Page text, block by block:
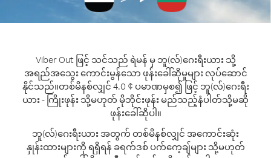
Viber Out ဖြင့် သင်သည် ရဲမန် မှ ဘူ(လ်)ဂေးရီးယား သို့
အရည်အသွေး ကောင်းမွန်သော ဖုန်းခေါ်ဆိုမှုများ လုပ်ဆောင်
နိုင်သည်။တစ်မိနစ်လျှင် 4.0 ¢ ပမာဏမှစ၍ ဖြင့် ဘူ(လ်)ဂေးရီး
ယား - ကြိုးဖုန်း သို့မဟုတ် မိုဘိုင်းဖုန်း မည်သည့်နံပါတ်သို့မဆို
ဖုန်းခေါ်ဆိုပါ။
ဘူ(လ်)ဂေးရီးယား အတွက် တစ်မိနစ်လျှင် အကောင်းဆုံး
နှုန်းထားများကို ရရှိရန် ခရက်ဒစ် ပက်ကေ့ချ်များ သို့မဟုတ်